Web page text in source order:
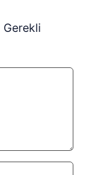
Gerekli